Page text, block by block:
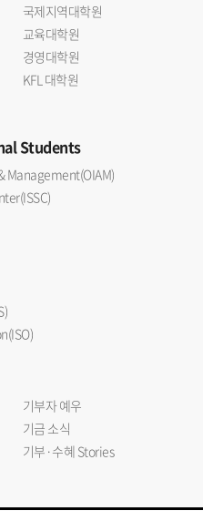
환자의 배뇨 상태를 원격
교수는 이번 연구는
면서 높은 감도와 빠른
가 있다 며 한국외대
재 소자 및 지능형 센서 분야
길 기대한다 고 말했다.연구
상위 10% 이내
(Impact factor 11.8)에 2026년
Hierarchically
Architectures for Ultra-
and Wireless Smart-
이다.
국제지역대학원
교육대학원
경영대학원
KFL 대학원
Students
Management(OIAM)
기부자 예우
기금 소식
기부·수혜 Stories